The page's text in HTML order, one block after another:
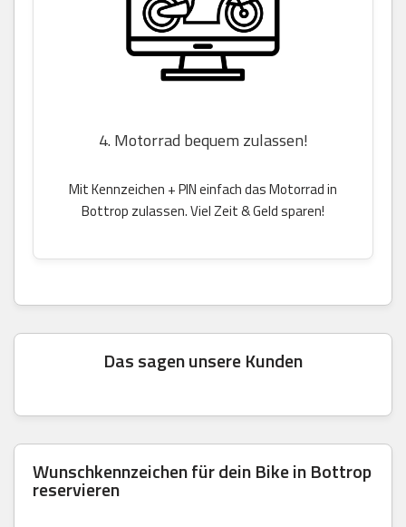
4. Motorrad bequem zulassen!
Mit Kennzeichen + PIN einfach das Motorrad in
Bottrop zulassen. Viel Zeit & Geld sparen!
Das sagen unsere Kunden
Wunschkennzeichen für dein Bike in Bottrop
reservieren